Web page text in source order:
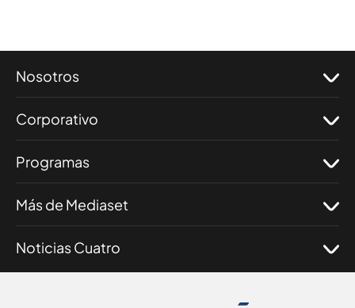
Nosotros
Corporativo
Programas
Más de Mediaset
Noticias Cuatro